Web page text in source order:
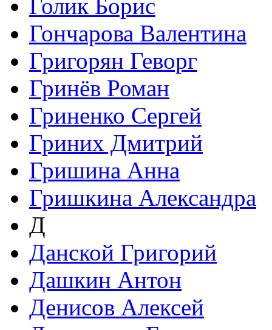
Голик Борис
Гончарова Валентина
Григорян Геворг
Гринёв Роман
Гриненко Сергей
Гриних Дмитрий
Гришина Анна
Гришкина Александра
Д
Данской Григорий
Дашкин Антон
Денисов Алексей